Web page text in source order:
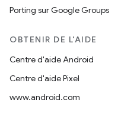
Porting sur Google Groups
OBTENIR DE L'AIDE
Centre d'aide Android
Centre d'aide Pixel
www.android.com